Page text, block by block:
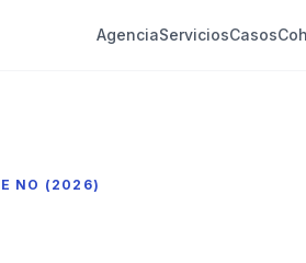
AgenciaServiciosCasos
NO (2026)